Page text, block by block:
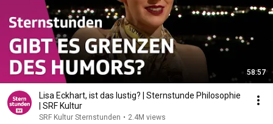
58:57
Lisa Eckhart, ist das lustig? | Sternstunde Philosophie
| SRF Kultur
SRF Kultur Sternstunden • 2.4M views